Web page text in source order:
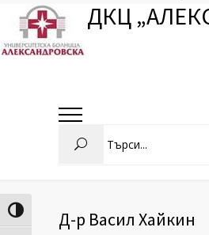
Toggle High Contrast
ДКЦ
Д-р Васил Хайкин